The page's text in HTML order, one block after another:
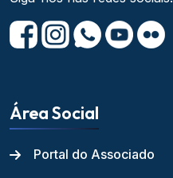
Área Social
Portal do Associado